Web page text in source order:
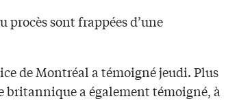
procès sont frappées d’une
de Montréal a témoigné jeudi. Plus
a également témoigné, à